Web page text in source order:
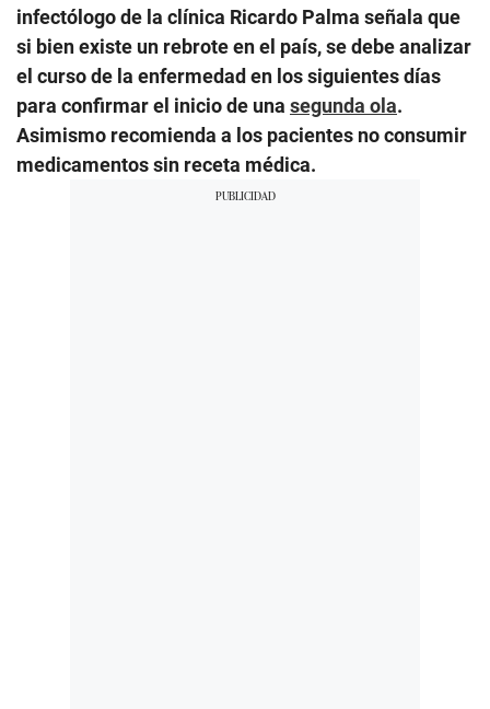
infectólogo de la clínica Ricardo Palma señala que
si bien existe un rebrote en el país, se debe analizar
el curso de la enfermedad en los siguientes días
para confirmar el inicio de una segunda ola.
Asimismo recomienda a los pacientes no consumir
medicamentos sin receta médica.